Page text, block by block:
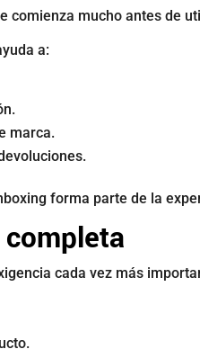
comienza mucho antes de
a:
marca.
forma parte de la
cada vez más